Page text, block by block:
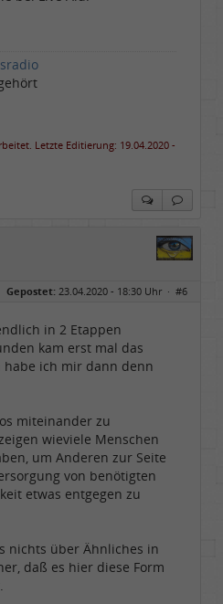
Letzte Editierung: 19.04.2020 -
Gepostet: 23.04.2020 - 18:30 Uhr · #6
in 2 Etappen
kam erst mal das
habe ich mir dann denn
miteinander zu
wieviele Menschen
um Anderen zur Seite
von benötigten
etwas entgegen zu
nichts über Ähnliches in
daß es hier diese Form